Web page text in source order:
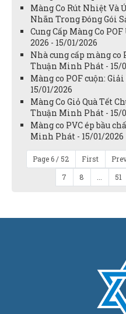
Màng Co Rút Nhiệt Và
Nhãn Trong Đóng Gói
Cung Cấp Màng Co
2026 - 15/01/2026
Nhà cung cấp màng co
Thuận Minh Phát - 15/
Màng co POF cuộn:
15/01/2026
Màng Co Giỏ Quà Tết
Thuận Minh Phát - 15/
Màng co PVC ép bầu
Minh Phát - 15/01/2026
Page 6 / 52 First
7
8 51